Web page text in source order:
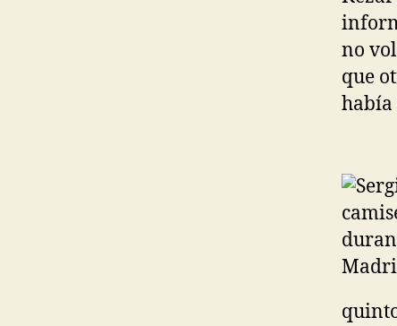
no
que
había